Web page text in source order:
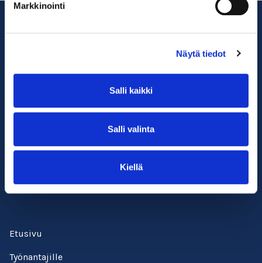
Markkinointi
Näytä tiedot
Salli kaikki
Salli valinta
Kiellä
Suomen ympäristöopisto SYKLI
00240 Helsinki
kadenjalki@sykli.fi
Etusivu
Työnantajille